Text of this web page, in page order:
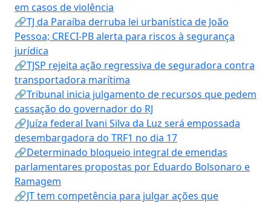
em casos de violência
🔗TJ da Paraíba derruba lei urbanística de João
Pessoa; CRECI-PB alerta para riscos à segurança
jurídica
🔗TJSP rejeita ação regressiva de seguradora contra
transportadora marítima
🔗Tribunal inicia julgamento de recursos que pedem
cassação do governador do RJ
🔗Juíza federal Ivani Silva da Luz será empossada
desembargadora do TRF1 no dia 17
🔗Determinado bloqueio integral de emendas
parlamentares propostas por Eduardo Bolsonaro e
Ramagem
🔗JT tem competência para julgar ações que